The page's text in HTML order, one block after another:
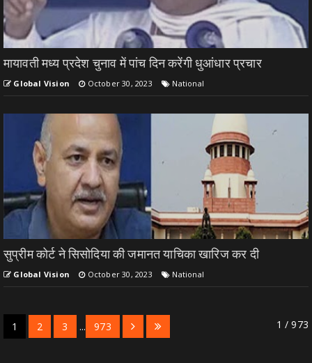
मायावती मध्य प्रदेश चुनाव में पांच दिन करेंगी धुआंधार प्रचार
Global Vision October 30, 2023 National
सुप्रीम कोर्ट ने सिसोदिया की जमानत याचिका खारिज कर दी
Global Vision October 30, 2023 National
1 / 973
1 2 3 ... 973